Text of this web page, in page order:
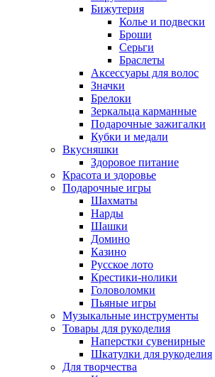
Бижутерия
Колье и подвески
Броши
Серьги
Браслеты
Аксессуары для волос
Значки
Брелоки
Зеркальца карманные
Подарочные зажигалки
Кубки и медали
Вкусняшки
Здоровое питание
Красота и здоровье
Подарочные игры
Шахматы
Нарды
Шашки
Домино
Казино
Русское лото
Крестики-нолики
Головоломки
Пьяные игры
Музыкальные инструменты
Товары для рукоделия
Наперстки сувенирные
Шкатулки для рукоделия
Для творчества